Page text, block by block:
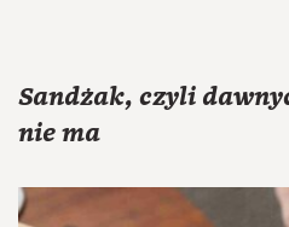
Sandżak, czyli
nie ma